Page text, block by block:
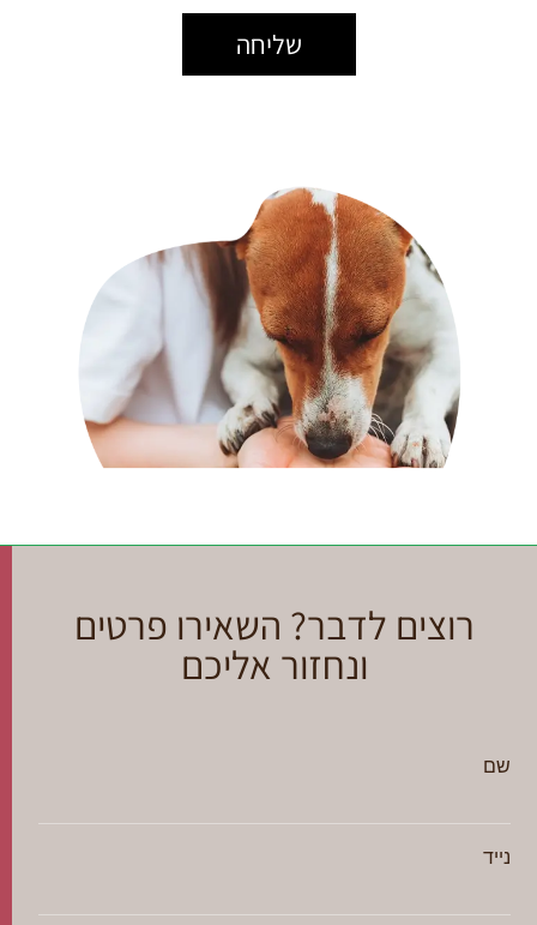
שליחה
רוצים לדבר? השאירו פרטים
ונחזור אליכם
שם
נייד